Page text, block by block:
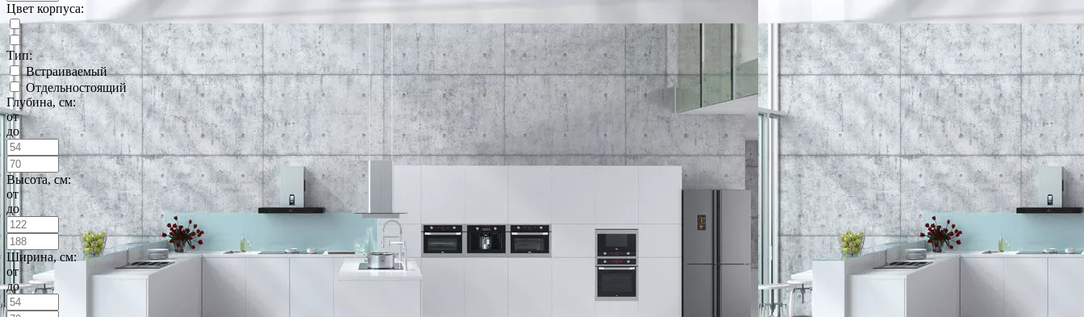
Цвет корпуса:
Тип:
Встраиваемый
Отдельностоящий
Глубина, см:
от
до
Высота, см:
от
до
Ширина, см:
от
до